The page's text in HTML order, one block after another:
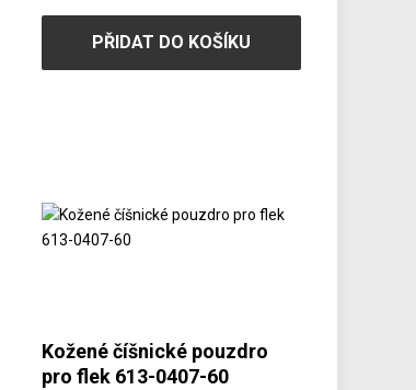
PŘIDAT DO KOŠÍKU
Kožené číšnické pouzdro
pro flek 613-0407-60